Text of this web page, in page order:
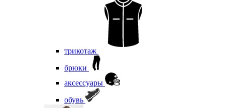
трикотаж
брюки
аксессуары
обувь